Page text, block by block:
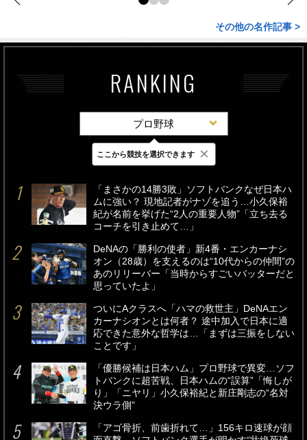
その他の名作記事 >
RANKING
プロ野球
最新 24時間 週間
「まさかの14勝3敗」ソフトバンクなぜ日本ハ
ムに強い？ 現地記者がナゾを追う…小久保裕
紀が名前を挙げた“2人の重要人物”「立ち去る
コーチを引き止めて…」
DeNAの「勝利の使者」新4番・エンカーナシ
オン（28歳）を支えるのは“10代からの仲間”の
あのリリーバー「当時からすごいバッターだと
思っていたよ」
ついにAクラスへ「ハマの救世主」DeNAエン
カーナシオンとは何者？ 途中加入で日本に適
応できた意外な哲学は…「まずは三振をしない
ことです」
「優勝候補は日本ハム」プロ野球で異変…ソフ
トバンクに超苦戦、日本ハムの“誤算”「悔しが
り」「ニヤリ」小久保裕紀と新庄剛志の“名対
決ウラ側”
「アゴ骨折、前歯折れて…」156キロ速球が顔
ここから競技を選択できます ×